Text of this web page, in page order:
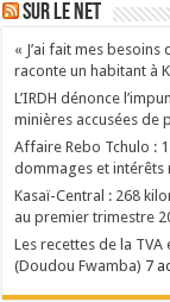
Sur le NET
« J’ai fait mes
raconte un habitant à
L’IRDH dénonce
minières accusées de
Affaire Rebo Tchulo :
dommages et intérêts
Kasaï-Central : 268
au premier trimestre
Les recettes de la
(Doudou Fwamba) 7